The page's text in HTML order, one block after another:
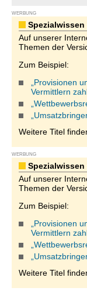
WERBUNG
Auf unserer
Themen der
Zum Beispiel:
„Provisionen
Vermittlern
Weitere Titel
WERBUNG
Auf unserer
Themen der
Zum Beispiel:
„Provisionen
Vermittlern
Weitere Titel